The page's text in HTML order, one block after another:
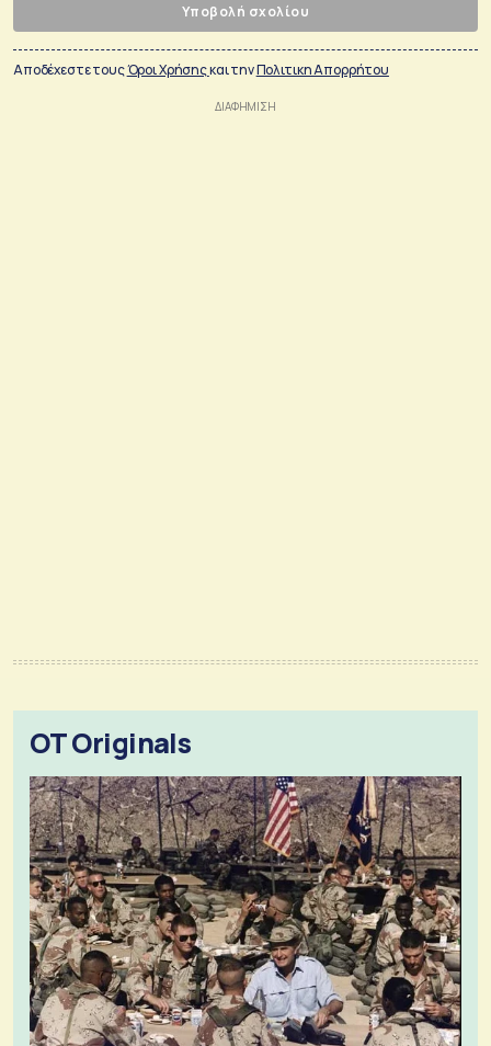
Υποβολή σχολίου
Αποδέχεστε τουςΌροι Χρήσηςκαι τηνΠολιτικη Απορρήτου
OT Originals